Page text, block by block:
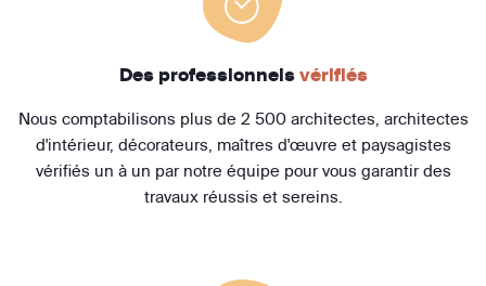
Des professionnels vérifiés
Nous comptabilisons plus de 2 500 architectes, architectes
d'intérieur, décorateurs, maîtres d'œuvre et paysagistes
vérifiés un à un par notre équipe pour vous garantir des
travaux réussis et sereins.